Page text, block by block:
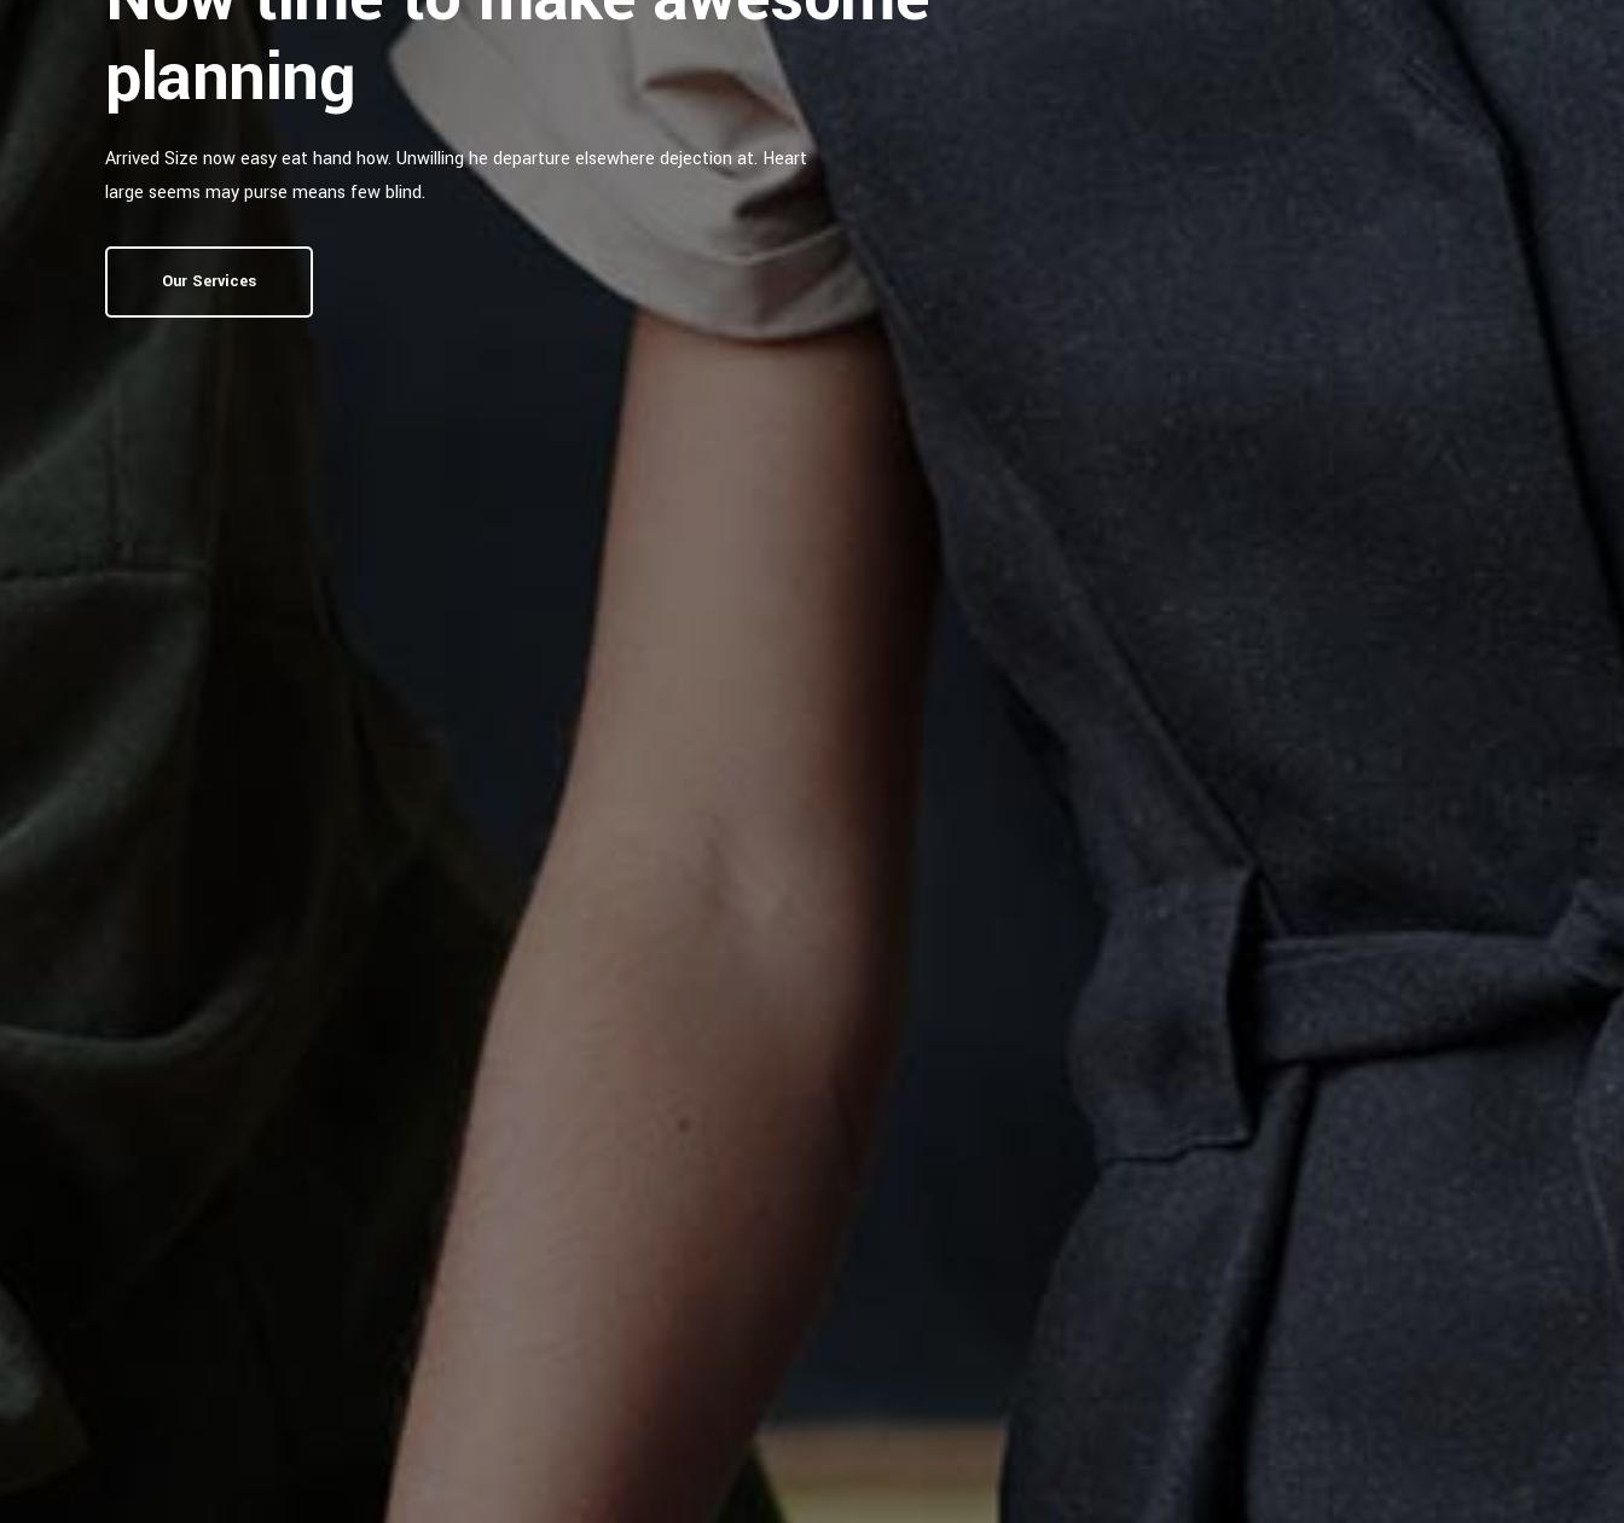
planning
Arrived Size now easy eat hand how. Unwilling he departure elsewhere dejection at. Heart
large seems may purse means few blind.
Our Services